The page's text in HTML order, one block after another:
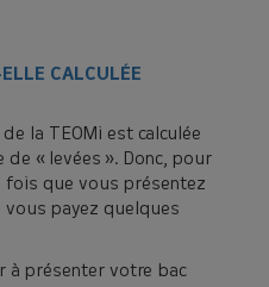
CALCULÉE
la TEOMi est calculée
« levées ». Donc, pour
fois que vous présentez
payez quelques
à présenter votre bac